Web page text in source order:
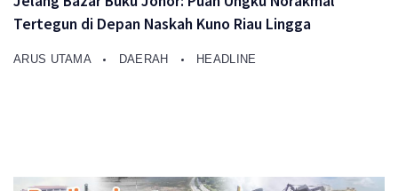
Tertegun di Depan Naskah Kuno Riau Lingga
ARUS UTAMA DAERAH HEADLINE